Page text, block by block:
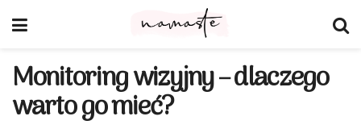
Monitoring wizyjny – dlaczego
warto go mieć?